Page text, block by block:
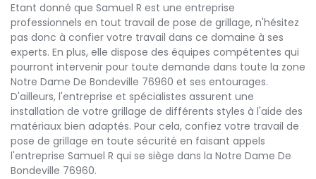
Etant donné que Samuel R est une entreprise
professionnels en tout travail de pose de grillage, n'hésitez
pas donc à confier votre travail dans ce domaine à ses
experts. En plus, elle dispose des équipes compétentes qui
pourront intervenir pour toute demande dans toute la zone
Notre Dame De Bondeville 76960 et ses entourages.
D'ailleurs, l'entreprise et spécialistes assurent une
installation de votre grillage de différents styles à l'aide des
matériaux bien adaptés. Pour cela, confiez votre travail de
pose de grillage en toute sécurité en faisant appels
l'entreprise Samuel R qui se siège dans la Notre Dame De
Bondeville 76960.